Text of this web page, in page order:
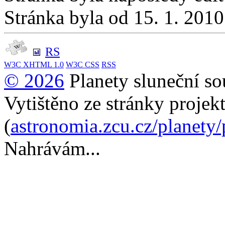
Stránka byla od 15. 1.
RS
W3C XHTML 1.0 W3C CSS RSS
© 2026 Planety sluneční
Vytištěno ze stránky
(astronomia.zcu.cz/
Nahrávám...